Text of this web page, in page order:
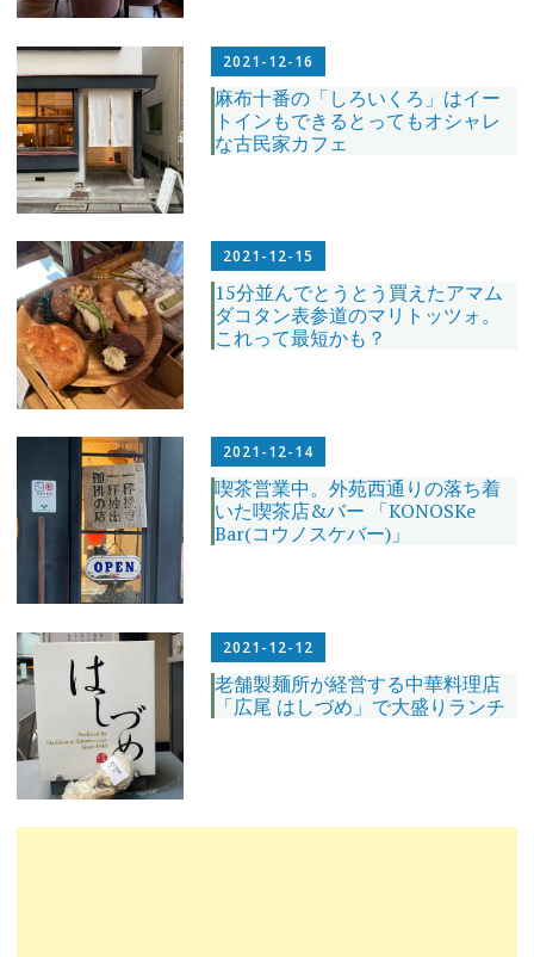
2021-12-16
麻布十番の「しろいくろ」はイー
トインもできるとってもオシャレ
な古民家カフェ
2021-12-15
15分並んでとうとう買えたアマム
ダコタン表参道のマリトッツォ。
これって最短かも？
2021-12-14
喫茶営業中。外苑西通りの落ち着
いた喫茶店&バー 「KONOSKe
Bar(コウノスケバー)」
2021-12-12
老舗製麺所が経営する中華料理店
「広尾 はしづめ」で大盛りランチ